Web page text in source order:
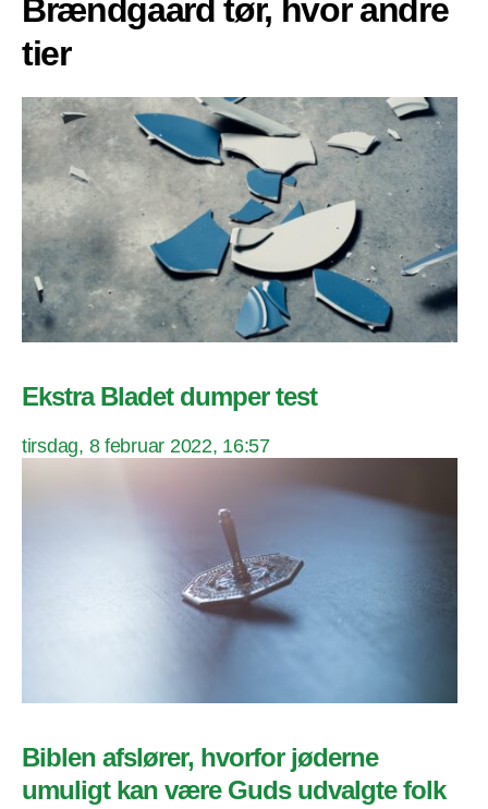
Brændgaard tør, hvor andre
tier
Ekstra Bladet dumper test
tirsdag, 8 februar 2022, 16:57
Biblen afslører, hvorfor jøderne
umuligt kan være Guds udvalgte folk